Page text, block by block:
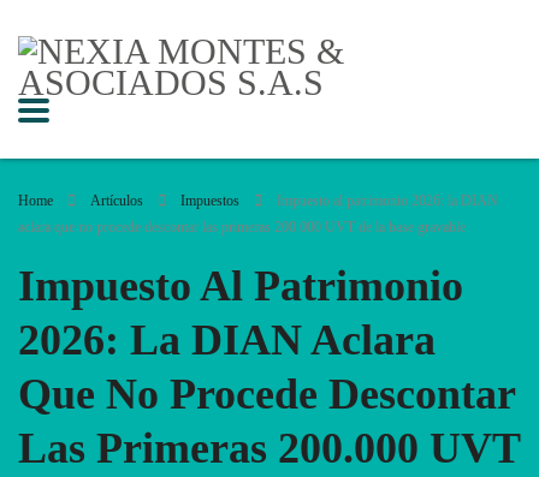
Home Artículos Impuestos
Impuesto al patrimonio 2026: la DIAN
aclara que no procede descontar las primeras 200.000 UVT de la base gravable
Impuesto Al Patrimonio
2026: La DIAN Aclara
Que No Procede Descontar
Las Primeras 200.000 UVT